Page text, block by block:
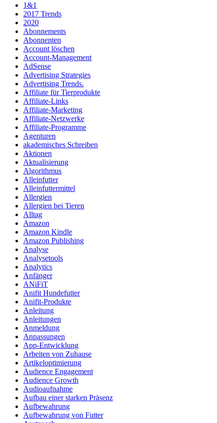
1&1
2017 Trends
2020
Abonnements
Abonnenten
Account löschen
Account-Management
AdSense
Advertising Strategies
Advertising Trends.
Affiliate für Tierprodukte
Affiliate-Links
Affiliate-Marketing
Affiliate-Netzwerke
Affiliate-Programme
Agenturen
akademisches Schreiben
Aktionen
Aktualisierung
Algorithmus
Alleinfutter
Alleinfuttermittel
Allergien
Allergien bei Tieren
Alltag
Amazon
Amazon Kindle
Amazon Publishing
Analyse
Analysetools
Analytics
Anfänger
ANiFiT
Anifit Hundefutter
Anifit-Produkte
Anleitung
Anleitungen
Anmeldung
Anpassungen
App-Entwicklung
Arbeiten von Zuhause
Artikeloptimierung
Audience Engagement
Audience Growth
Audioaufnahme
Aufbau einer starken Präsenz
Aufbewahrung
Aufbewahrung von Futter